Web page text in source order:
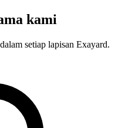
kami
setiap lapisan Exayard.